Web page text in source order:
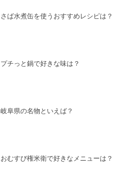
さば水煮缶を使うおすすめレシピは？
プチっと鍋で好きな味は？
岐阜県の名物といえば？
おむすび権米衛で好きなメニューは？